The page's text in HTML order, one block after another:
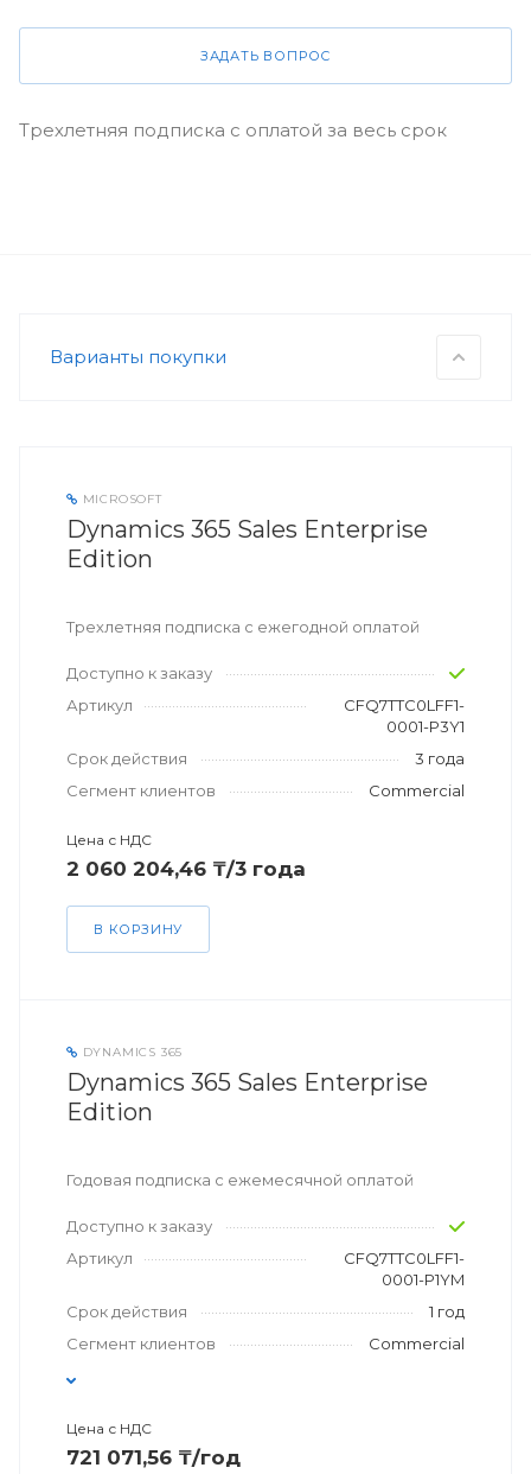
ЗАДАТЬ ВОПРОС
Трехлетняя подписка с оплатой за весь срок
Варианты покупки
MICROSOFT
Dynamics 365 Sales Enterprise
Edition
Трехлетняя подписка с ежегодной оплатой
Доступно к заказу
Артикул
CFQ7TTC0LFF1-
0001-P3Y1
Срок действия
3 года
Сегмент клиентов
Commercial
Цена с НДС
2 060 204,46 ₸/3 года
В КОРЗИНУ
DYNAMICS 365
Dynamics 365 Sales Enterprise
Edition
Годовая подписка с ежемесячной оплатой
Доступно к заказу
Артикул
CFQ7TTC0LFF1-
0001-P1YM
Срок действия
1 год
Сегмент клиентов
Commercial
Цена с НДС
721 071,56 ₸/год